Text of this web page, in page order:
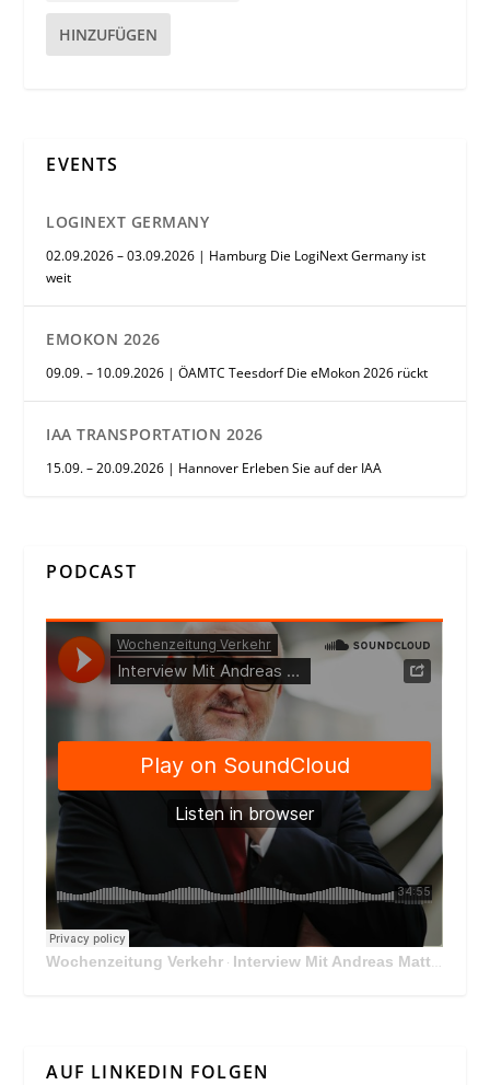
HINZUFÜGEN
EVENTS
LOGINEXT GERMANY
02.09.2026 – 03.09.2026 | Hamburg Die LogiNext Germany ist
weit
EMOKON 2026
09.09. – 10.09.2026 | ÖAMTC Teesdorf Die eMokon 2026 rückt
IAA TRANSPORTATION 2026
15.09. – 20.09.2026 | Hannover Erleben Sie auf der IAA
PODCAST
Wochenzeitung Verkehr · Interview Mit Andreas Matthä, CEO der ÖBB Holding
AUF LINKEDIN FOLGEN